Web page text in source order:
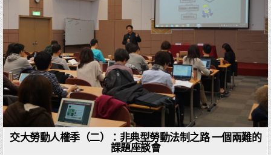
交大勞動人權季（二）：非典型勞動法制之路 一個兩難的
課題座談會